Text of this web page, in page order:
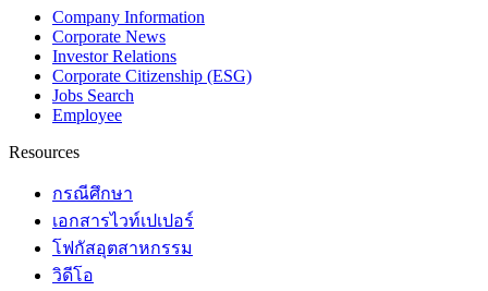
Company Information
Corporate News
Investor Relations
Corporate Citizenship (ESG)
Jobs Search
Employee
Resources
กรณีศึกษา
เอกสารไวท์เปเปอร์
โฟกัสอุตสาหกรรม
วิดีโอ